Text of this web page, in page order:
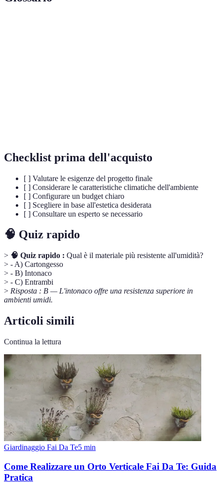
Checklist prima dell'acquisto
[ ] Valutare le esigenze del progetto finale
[ ] Considerare le caratteristiche climatiche dell'ambiente
[ ] Configurare un budget chiaro
[ ] Scegliere in base all'estetica desiderata
[ ] Consultare un esperto se necessario
🧠 Quiz rapido
> 🧠 Quiz rapido : Qual è il materiale più resistente all'umidità?
> - A) Cartongesso
> - B) Intonaco
> - C) Entrambi
> Risposta : B — L'intonaco offre una resistenza superiore in
ambienti umidi.
Articoli simili
Continua la lettura
Giardinaggio Fai Da Te5 min
Come Realizzare un Orto Verticale Fai Da Te: Guida
Pratica